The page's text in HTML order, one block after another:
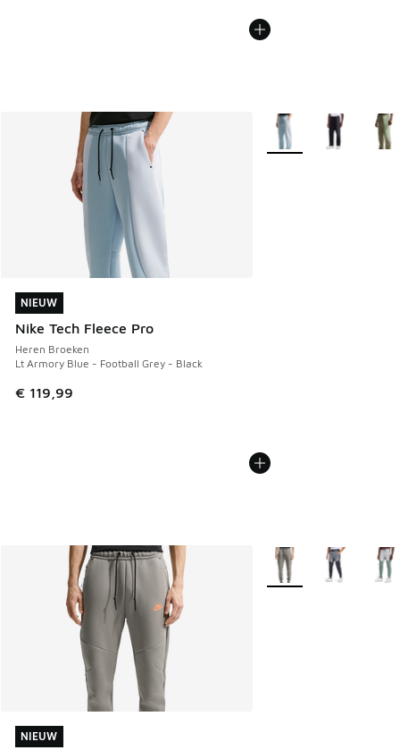
NIEUW
Nike Tech Fleece Pro
Heren Broeken
Lt Armory Blue - Football Grey - Black
€ 119,99
NIEUW
Meer kleuren
NIEUW
NIEUW
Meer kleuren